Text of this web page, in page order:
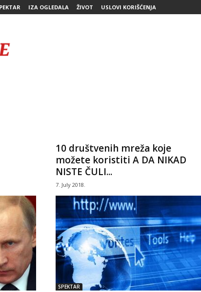
IZA OGLEDALA ŽIVOT USLOVI KORIŠĆENJA
10 društvenih mreža koje
možete koristiti A DA NIKAD
NISTE ČULI...
7. July 2018.
SPEKTAR